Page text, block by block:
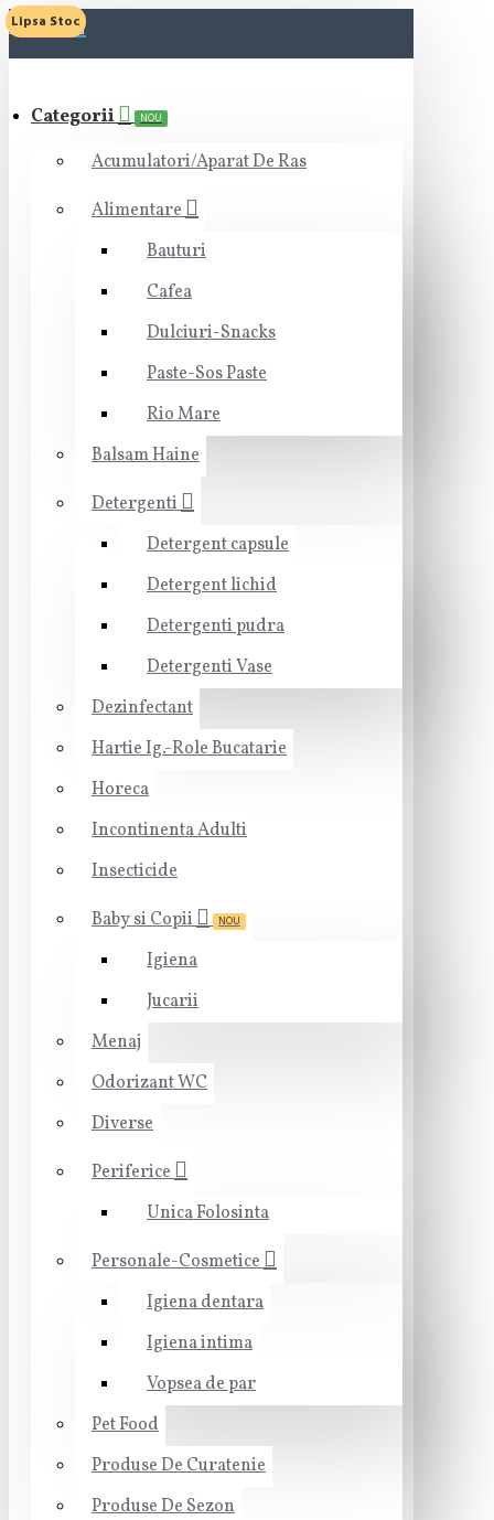
MENIU
Categorii NOU
Acumulatori/Aparat De Ras
Alimentare
Bauturi
Cafea
Dulciuri-Snacks
Paste-Sos Paste
Rio Mare
Balsam Haine
Detergenti
Detergent capsule
Detergent lichid
Detergenti pudra
Detergenti Vase
Dezinfectant
Hartie Ig.-Role Bucatarie
Horeca
Incontinenta Adulti
Insecticide
Baby si Copii
NOU
Igiena
Jucarii
Menaj
Odorizant WC
Diverse
Periferice
Unica Folosinta
Personale-Cosmetice
Igiena dentara
Igiena intima
Vopsea de par
Pet Food
Produse De Curatenie
Produse De Sezon
Lipsa Stoc